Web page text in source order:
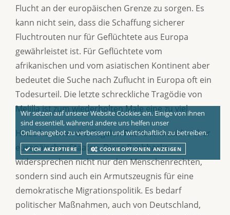
Wir setzen auf unserer Website Cookies ein. Einige von ihnen
sind essentiell, während andere uns helfen unser
Onlineangebot zu verbessern und wirtschaftlich zu betreiben.
ICH AKZEPTIERE COOKIEOPTIONEN ANZEIGEN
Flucht an der europäischen Grenze zu sorgen. Es
kann nicht sein, dass die Schaffung sicherer
Fluchtrouten nur für Geflüchtete aus Europa
gewährleistet ist. Für Geflüchtete vom
afrikanischen und vom asiatischen Kontinent aber
bedeutet die Suche nach Zuflucht in Europa oft ein
Todesurteil. Die letzte schreckliche Tragödie von
Melilla ist zum wiederholten Male eine zu viel.
Hinzu kommen die illegalen Pushbacks zahlreicher
europäischer Staaten. Diese Pushbacks
widersprechen nicht nur den Menschenrechten,
sondern sind auch ein Armutszeugnis für eine
demokratische Migrationspolitik. Es bedarf
politischer Maßnahmen, auch von Deutschland,